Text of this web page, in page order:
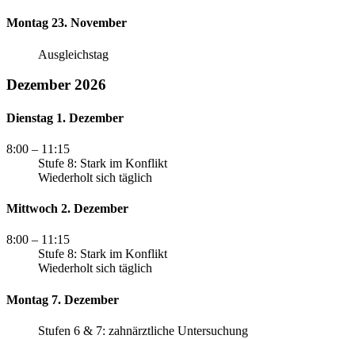
Montag 23. November
Ausgleichstag
Dezember 2026
Dienstag 1. Dezember
8:00 – 11:15
Stufe 8: Stark im Konflikt
Wiederholt sich täglich
Mittwoch 2. Dezember
8:00 – 11:15
Stufe 8: Stark im Konflikt
Wiederholt sich täglich
Montag 7. Dezember
Stufen 6 & 7: zahnärztliche Untersuchung